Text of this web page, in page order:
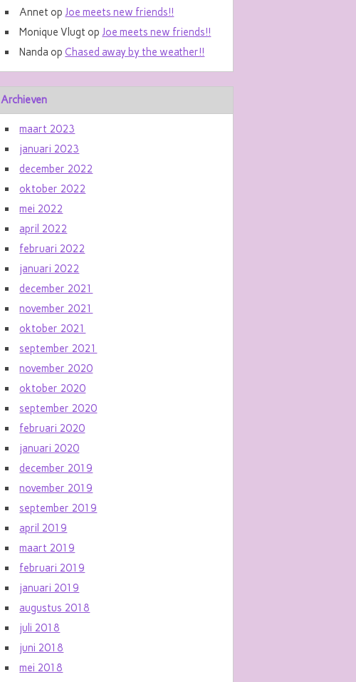
Annet opJoe meets new friends!!
Monique Vlugt opJoe meets new friends!!
Nanda opChased away by the weather!!
Archieven
maart 2023
januari 2023
december 2022
oktober 2022
mei 2022
april 2022
februari 2022
januari 2022
december 2021
november 2021
oktober 2021
september 2021
november 2020
oktober 2020
september 2020
februari 2020
januari 2020
december 2019
november 2019
september 2019
april 2019
maart 2019
februari 2019
januari 2019
augustus 2018
juli 2018
juni 2018
mei 2018